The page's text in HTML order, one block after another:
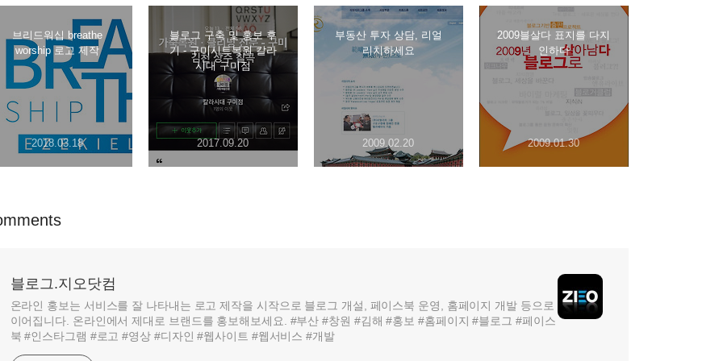
브리드워십 breathe
worship 로고 제작
2018.03.18
블로그 구축 및 홍보 후
기 - 구미시트복원 칼라
시대 구미점
2017.09.20
부동산 투자 상담, 리얼
리치하세요
2009.02.20
2009블살다 표지를 다지
인하다
2009.01.30
블로그.지오닷컴
온라인 홍보는 서비스를 잘 나타내는 로고 제작을 시작으로 블로그 개설, 페이스북 운영, 홈페이지 개발 등으로
이어집니다. 온라인에서 제대로 브랜드를 홍보해보세요. #부산 #창원 #김해 #홍보 #홈페이지 #블로그 #페이스
북 #인스타그램 #로고 #영상 #디자인 #웹사이트 #웹서비스 #개발